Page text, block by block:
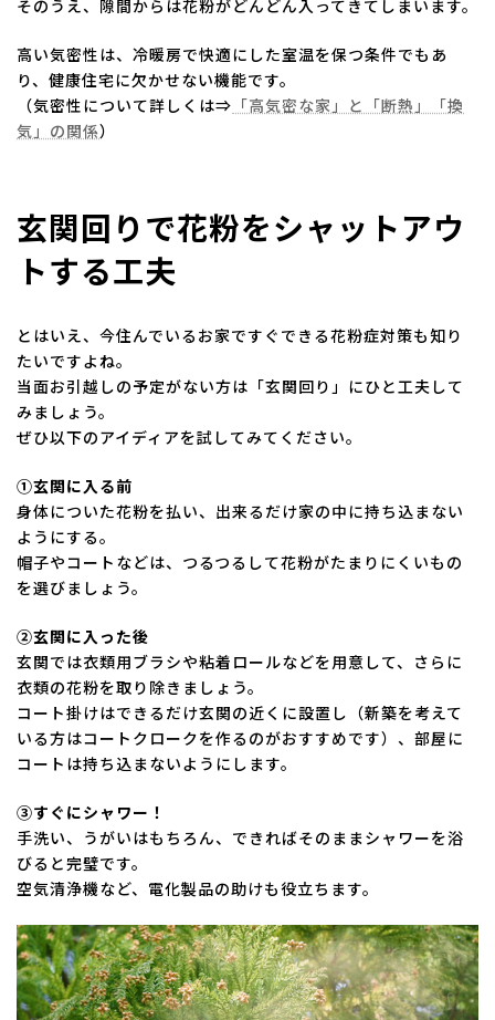
そのうえ、隙間からは花粉がどんどん入ってきてしまいます。
高い気密性は、冷暖房で快適にした室温を保つ条件でもあ
り、健康住宅に欠かせない機能です。
（気密性について詳しくは⇒ 「高気密な家」と「断熱」「換
気」の関係）
玄関回りで花粉をシャットアウ
トする工夫
とはいえ、今住んでいるお家ですぐできる花粉症対策も知り
たいですよね。
当面お引越しの予定がない方は「玄関回り」にひと工夫して
みましょう。
ぜひ以下のアイディアを試してみてください。
①玄関に入る前
身体についた花粉を払い、出来るだけ家の中に持ち込まない
ようにする。
帽子やコートなどは、つるつるして花粉がたまりにくいもの
を選びましょう。
②玄関に入った後
玄関では衣類用ブラシや粘着ロールなどを用意して、さらに
衣類の花粉を取り除きましょう。
コート掛けはできるだけ玄関の近くに設置し（新築を考えて
いる方はコートクロークを作るのがおすすめです）、部屋に
コートは持ち込まないようにします。
③すぐにシャワー！
手洗い、うがいはもちろん、できればそのままシャワーを浴
びると完璧です。
空気清浄機など、電化製品の助けも役立ちます。